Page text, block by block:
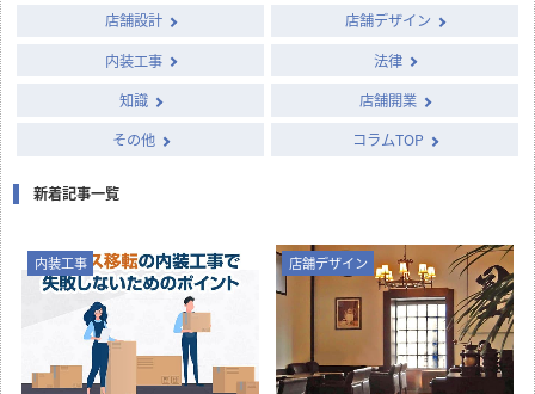
店舗設計
店舗デザイン
内装工事
法律
知識
店舗開業
その他
コラムTOP
新着記事一覧
内装工事 店舗デザイン